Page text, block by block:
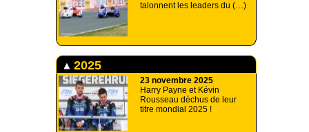
talonnent les leaders du (…)
2025
23 novembre 2025
Harry Payne et Kévin
Rousseau déchus de leur
titre mondial 2025 !